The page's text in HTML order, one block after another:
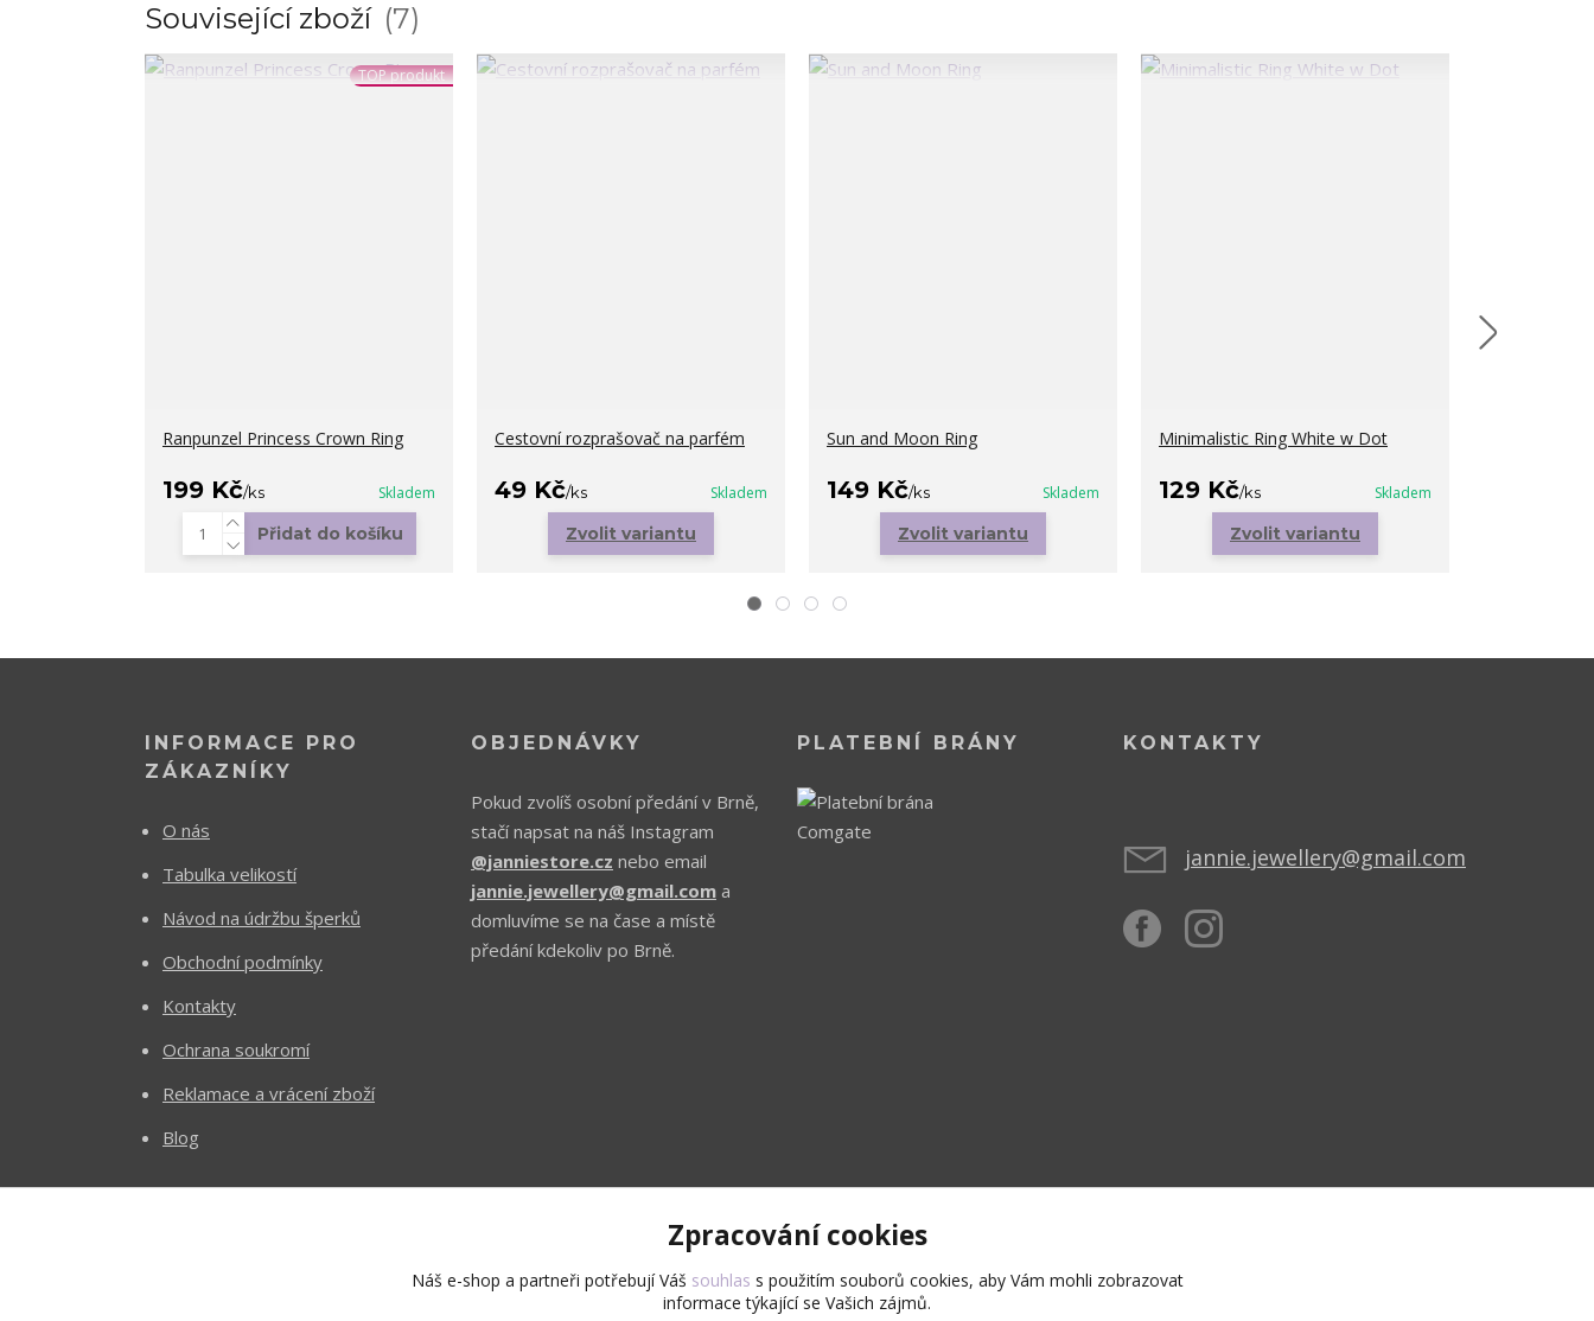
Související zboží 7
TOP produkt
Ranpunzel Princess Crown Ring
199 Kč/ks Skladem
Přidat do košíku
Cestovní rozprašovač na parfém
49 Kč/ks Skladem
Zvolit variantu
Sun and Moon Ring
149 Kč/ks Skladem
Zvolit variantu
Minimalistic Ring White w Dot
129 Kč/ks Skladem
Zvolit variantu
INFORMACE PRO
ZÁKAZNÍKY
O nás
Tabulka velikostí
Návod na údržbu šperků
Obchodní podmínky
Kontakty
Ochrana soukromí
Reklamace a vrácení zboží
Blog
OBJEDNÁVKY
Pokud zvolíš osobní předání v Brně,
stačí napsat na náš Instagram
@janniestore.cz nebo email
jannie.jewellery@gmail.com a
domluvíme se na čase a místě
předání kdekoliv po Brně.
PLATEBNÍ BRÁNY KONTAKTY
jannie.jewellery@gmail.com
Upravit sběr cookies.
Zpracování cookies
Náš e-shop a partneři potřebují Váš souhlas s použitím souborů cookies, aby Vám mohli zobrazovat
informace týkající se Vašich zájmů.